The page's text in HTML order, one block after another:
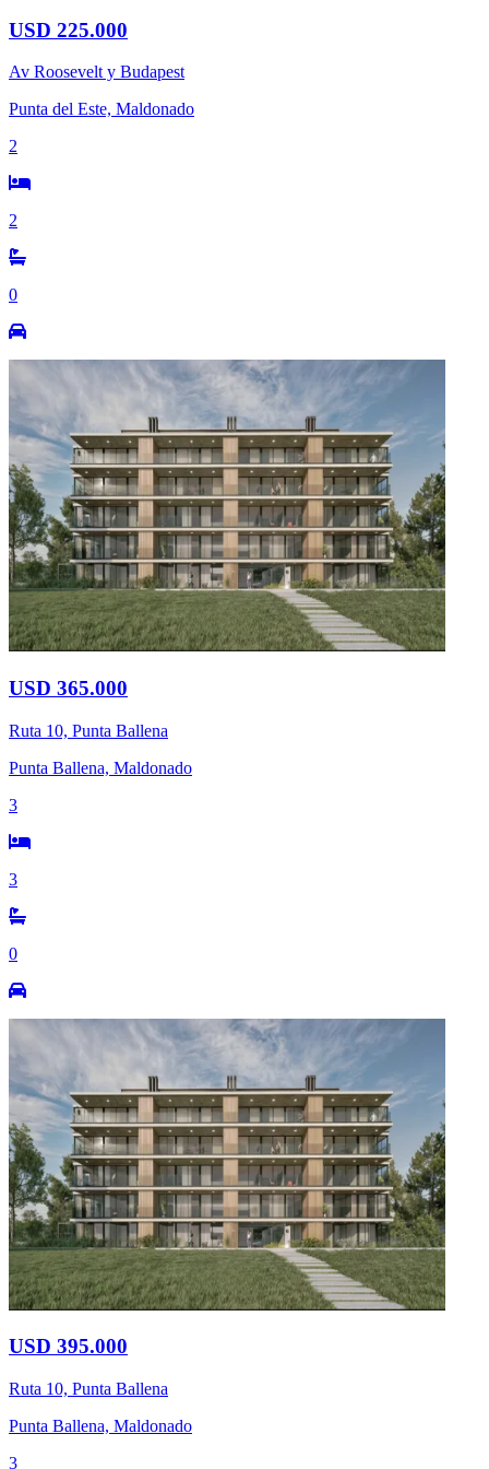
USD 225.000
Av Roosevelt y Budapest
Punta del Este, Maldonado
2
2
0
USD 365.000
Ruta 10, Punta Ballena
Punta Ballena, Maldonado
3
3
0
USD 395.000
Ruta 10, Punta Ballena
Punta Ballena, Maldonado
3